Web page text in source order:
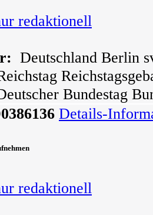
redaktionell
Deutschland Berlin
Bundestag
Details-
redaktionell